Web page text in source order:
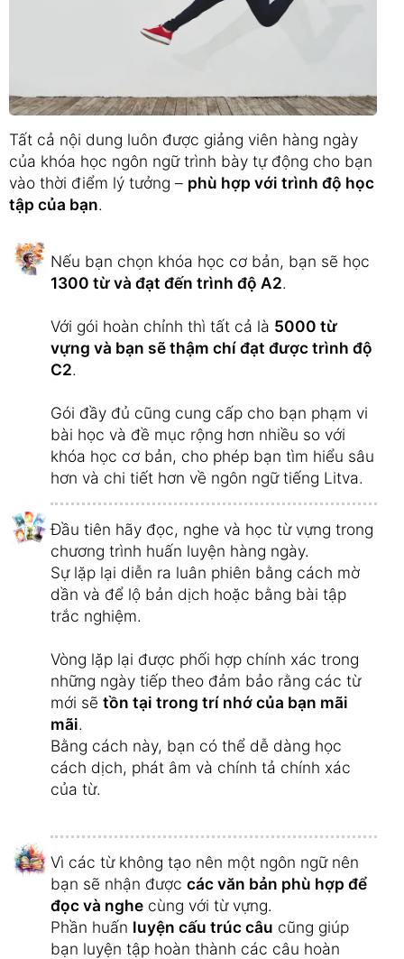
Tất cả nội dung luôn được giảng viên hàng ngày
của khóa học ngôn ngữ trình bày tự động cho bạn
vào thời điểm lý tưởng – phù hợp với trình độ học
tập của bạn.
Nếu bạn chọn khóa học cơ bản, bạn sẽ học
1300 từ và đạt đến trình độ A2.
Với gói hoàn chỉnh thì tất cả là 5000 từ
vựng và bạn sẽ thậm chí đạt được trình độ
C2.
Gói đầy đủ cũng cung cấp cho bạn phạm vi
bài học và đề mục rộng hơn nhiều so với
khóa học cơ bản, cho phép bạn tìm hiểu sâu
hơn và chi tiết hơn về ngôn ngữ tiếng Litva.
Đầu tiên hãy đọc, nghe và học từ vựng trong
chương trình huấn luyện hàng ngày.
Sự lặp lại diễn ra luân phiên bằng cách mờ
dần và để lộ bản dịch hoặc bằng bài tập
trắc nghiệm.
Vòng lặp lại được phối hợp chính xác trong
những ngày tiếp theo đảm bảo rằng các từ
mới sẽ tồn tại trong trí nhớ của bạn mãi
mãi.
Bằng cách này, bạn có thể dễ dàng học
cách dịch, phát âm và chính tả chính xác
của từ.
Vì các từ không tạo nên một ngôn ngữ nên
bạn sẽ nhận được các văn bản phù hợp để
đọc và nghe cùng với từ vựng.
Phần huấn luyện cấu trúc câu cũng giúp
bạn luyện tập hoàn thành các câu hoàn